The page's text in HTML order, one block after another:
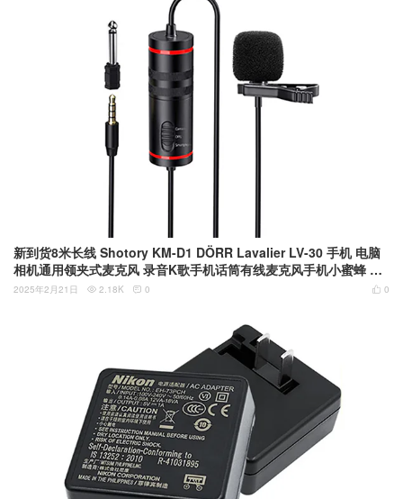
新到货8米长线 Shotory KM-D1 DÖRR Lavalier LV-30 手机 电脑
相机通用领夹式麦克风 录音K歌手机话筒有线麦克风手机小蜜蜂 翻
领麦克风
 0
2025年2月21日  2.18K  0